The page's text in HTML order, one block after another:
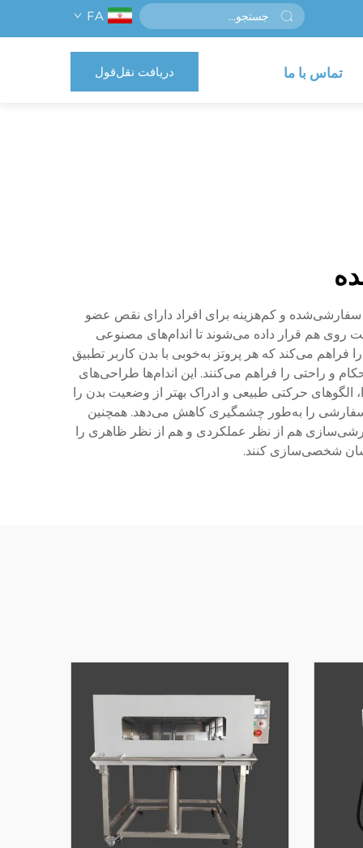
FA
تماس با ما دریافت نقل‌قول
سفارشی‌شده و کم‌هزینه برای افراد دارای نقص عضو
روی هم قرار داده می‌شوند تا اندام‌های مصنوعی
فراهم می‌کند که هر پروتز به‌خوبی با بدن کاربر تطبیق
و راحتی را فراهم می‌کنند. این اندام‌ها طراحی‌های
الگوهای حرکتی طبیعی و ادراک بهتر از وضعیت بدن را
سفارشی را به‌طور چشمگیری کاهش می‌دهد. همچنین
هم از نظر عملکردی و هم از نظر ظاهری را
شخصی‌سازی کنند.